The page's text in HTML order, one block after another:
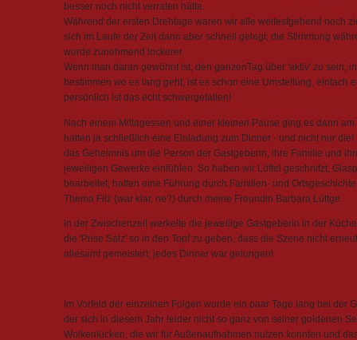
besser noch nicht verraten hätte.
Während der ersten Drehtage waren wir alle weitestgehend noch
sich im Laufe der Zeit dann aber schnell gelegt, die Stimmung
wurde zunehmend lockerer.
Wenn man daran gewöhnt ist, den ganzenTag über 'aktiv' zu sein,
bestimmen wo es lang geht, ist es schon eine Umstellung, einfach
persönlich ist das echt schwergefallen!
Nach einem Mittagessen und einer kleinen Pause ging es dann
hatten ja schließlich eine Einladung zum Dinner - und nicht nur
das Geheimnis um die Person der Gastgeberin, ihre Familie und
jeweiligen Gewerke einfühlen. So haben wir Löffel geschnitzt,
bearbeitet, hatten eine Führung durch Familien- und
Thema Filz (war klar, ne?) durch meine Freundin Barbara Lüttge.
In der Zwischenzeit werkelte die jeweilige Gastgeberin in der
die 'Prise Salz' so in den Topf zu geben, dass die Szene nicht
allesamt gemeistert, jedes Dinner war gelungen!
Im Vorfeld der einzelnen Folgen wurde ein paar Tage lang bei der
der sich in diesem Jahr leider nicht so ganz von seiner goldenen
Wolkenlücken, die wir für Außenaufnahmen nutzen konnten und